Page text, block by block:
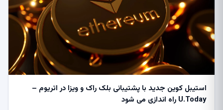
استیبل کوین جدید با پشتیبانی بلک راک و ویزا در اتریوم –
U.Today راه اندازی می شود